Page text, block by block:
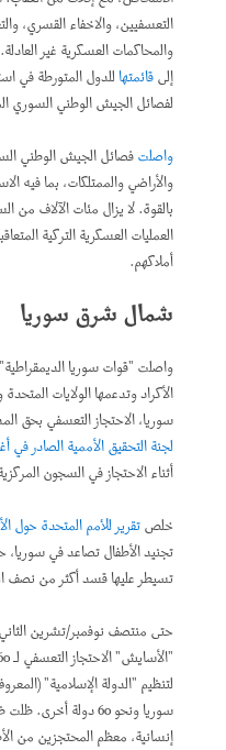
التعسفيين، والاخفاء القسري،
إلىقائمتهاللدول المتورطة في
لفصائل الجيش الوطني السوري
واصلتفصائل الجيش الوطني
والأراضي والممتلكات، بما فيه
بالقوة. لا يزال مئات الآلاف من
العمليات العسكرية التركية
أملاكهم.
شمال شرق سوريا
واصلت "قوات سوريا
الأكراد وتدعمها الولايات
سوريا، الاحتجاز التعسفي بحق
لجنة التحقيق الأممية الصادر في
أثناء الاحتجاز في السجون
خلصتقرير للأمم المتحدة حول
تجنيد الأطفال تصاعد في
تسيطر عليها قسد أكثر من نصف
حتى منتصف نوفمبر/تشرين
لتنظيم "الدولة الإسلامية"
سوريا ونحو 60 دولة